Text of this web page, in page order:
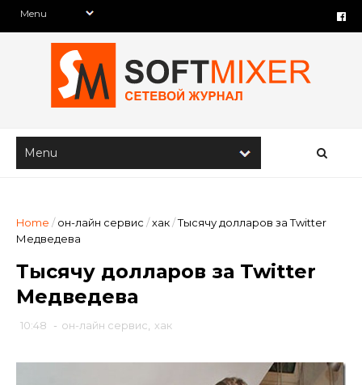
Home / он-лайн сервис /хак/Тысячу долларов за Twitter
Медведева
Тысячу долларов за Twitter
Медведева
10:48 - он-лайн сервис хак